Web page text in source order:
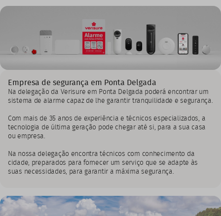
Empresa de segurança em Ponta Delgada
Na delegação da Verisure em Ponta Delgada poderá encontrar um
sistema de alarme capaz de lhe garantir tranquilidade e segurança.
Com mais de 35 anos de experiência e técnicos especializados, a
tecnologia de última geração pode chegar até si, para a sua casa
ou empresa.
Na nossa delegação encontra técnicos com conhecimento da
cidade, preparados para fornecer um serviço que se adapte às
suas necessidades, para garantir a máxima segurança.